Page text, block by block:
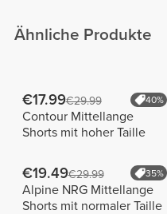
Ähnliche Produkte
€17.99€29.99 40%
Contour Mittellange
Shorts mit hoher Taille
€19.49€29.99 35%
Alpine NRG Mittellange
Shorts mit normaler Taille